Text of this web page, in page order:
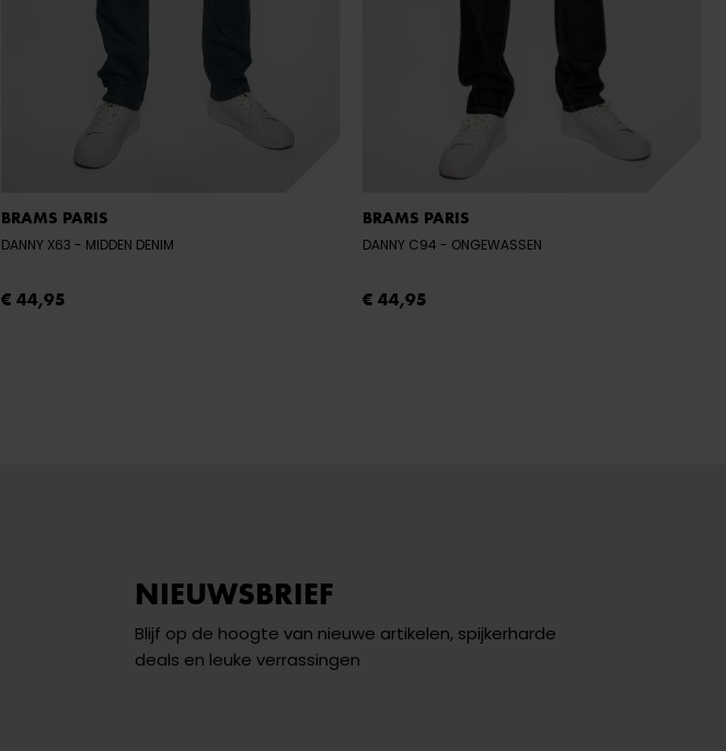
BRAMS PARIS
DANNY X63 - MIDDEN DENIM
€ 44,95
BRAMS PARIS
DANNY C94 - ONGEWASSEN
€ 44,95
NIEUWSBRIEF
Blijf op de hoogte van nieuwe artikelen, spijkerharde
deals en leuke verrassingen